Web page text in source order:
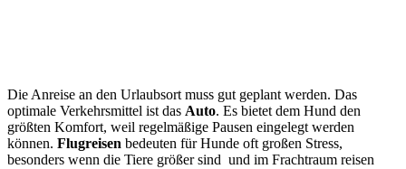
Die Anreise an den Urlaubsort muss gut geplant werden. Das
optimale Verkehrsmittel ist das Auto. Es bietet dem Hund den
größten Komfort, weil regelmäßige Pausen eingelegt werden
können. Flugreisen bedeuten für Hunde oft großen Stress,
besonders wenn die Tiere größer sind und im Frachtraum reisen